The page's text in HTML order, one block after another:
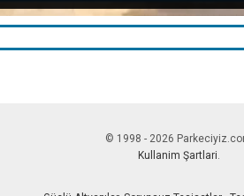
© 1998 - 2026
Kullanim Şartlari